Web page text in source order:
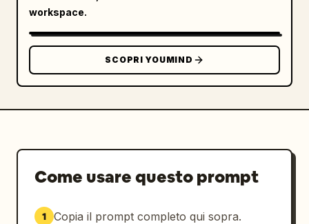
workspace.
SCOPRI YOUMIND
Come usare questo prompt
1 Copia il prompt completo qui sopra.